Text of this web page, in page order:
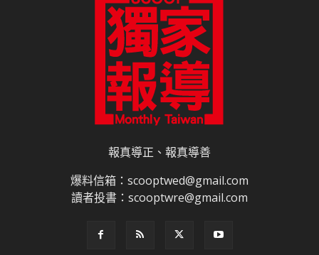
報真導正、報真導善
爆料信箱：scooptwed@gmail.com
讀者投書：scooptwre@gmail.com